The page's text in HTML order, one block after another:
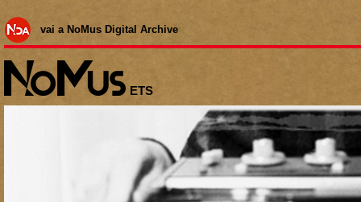
vai a NoMus Digital Archive
ETS